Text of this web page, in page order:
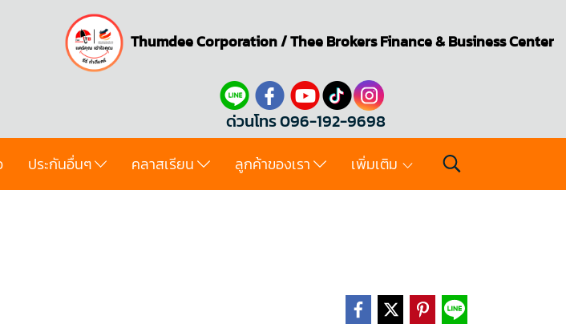
Thumdee Corporation/Thee BrokersFinance & Business Center
ด่วนโทร 096-192-9698
ประกันอื่นๆ คลาสเรียน ลูกค้าของเรา เพิ่มเติม